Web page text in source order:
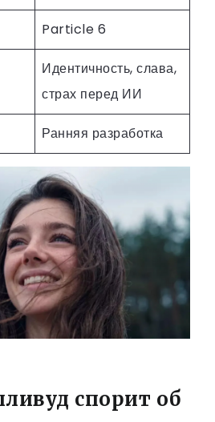
Particle 6
Идентичность, слава,
страх перед ИИ
Ранняя разработка
спорит об